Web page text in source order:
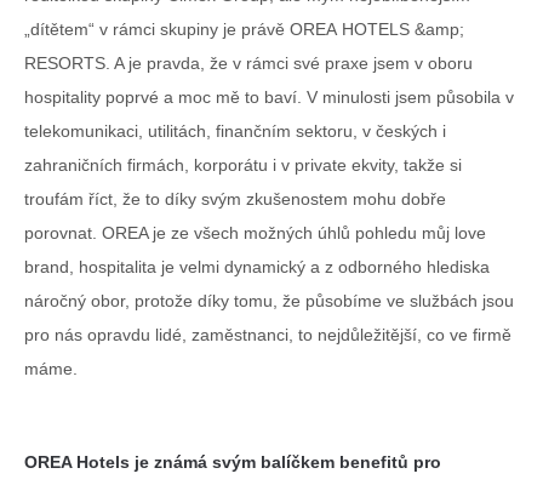
„dítětem“ v rámci skupiny je právě OREA HOTELS &amp;
RESORTS. A je pravda, že v rámci své praxe jsem v oboru
hospitality poprvé a moc mě to baví. V minulosti jsem působila v
telekomunikaci, utilitách, finančním sektoru, v českých i
zahraničních firmách, korporátu i v private ekvity, takže si
troufám říct, že to díky svým zkušenostem mohu dobře
porovnat. OREA je ze všech možných úhlů pohledu můj love
brand, hospitalita je velmi dynamický a z odborného hlediska
náročný obor, protože díky tomu, že působíme ve službách jsou
pro nás opravdu lidé, zaměstnanci, to nejdůležitější, co ve firmě
máme.
OREA Hotels je známá svým balíčkem benefitů pro